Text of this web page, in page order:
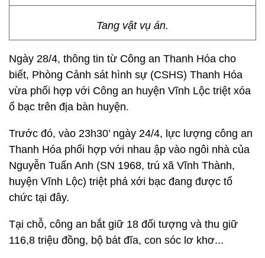
Tang vật vụ án.
Ngày 28/4, thông tin từ Công an Thanh Hóa cho
biết, Phòng Cảnh sát hình sự (CSHS) Thanh Hóa
vừa phối hợp với Công an huyện Vĩnh Lộc triệt xóa
ổ bạc trên địa bàn huyện.
Trước đó, vào 23h30’ ngày 24/4, lực lượng công an
Thanh Hóa phối hợp với nhau ập vào ngôi nhà của
Nguyễn Tuấn Anh (SN 1968, trú xã Vĩnh Thành,
huyện Vĩnh Lộc) triệt phá xới bạc đang được tổ
chức tại đây.
Tại chỗ, công an bắt giữ 18 đối tượng và thu giữ
116,8 triệu đồng, bộ bát đĩa, con sóc lơ khơ...